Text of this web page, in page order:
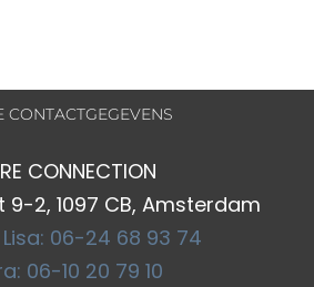
CONTACTGEGEVENS
CONNECTION
2, 1097 CB, Amsterdam
Lisa: 06-24 68 93 74
06-10 20 79 10